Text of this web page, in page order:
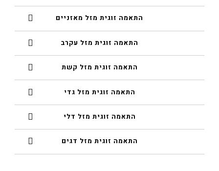
התאמה זוגית מזל מאזניים
התאמה זוגית מזל עקרב
התאמה זוגית מזל קשת
התאמה זוגית מזל גדי
התאמה זוגית מזל דלי
התאמה זוגית מזל דגים